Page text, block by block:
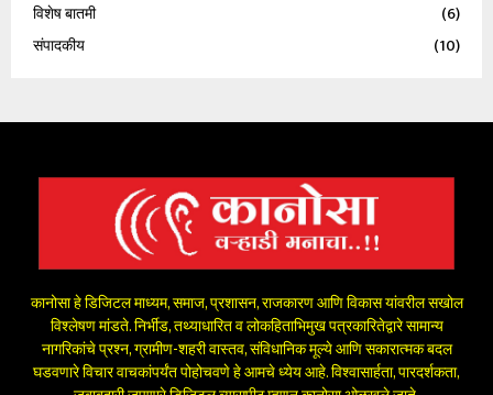
विशेष बातमी
(6)
संपादकीय
(10)
कानोसा हे डिजिटल माध्यम, समाज, प्रशासन, राजकारण आणि विकास यांवरील सखोल
विश्लेषण मांडते. निर्भीड, तथ्याधारित व लोकहिताभिमुख पत्रकारितेद्वारे सामान्य
नागरिकांचे प्रश्न, ग्रामीण-शहरी वास्तव, संविधानिक मूल्ये आणि सकारात्मक बदल
घडवणारे विचार वाचकांपर्यंत पोहोचवणे हे आमचे ध्येय आहे. विश्वासार्हता, पारदर्शकता,